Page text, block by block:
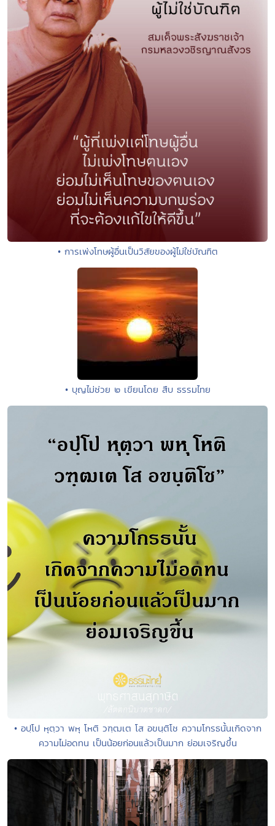
• การเพ่งโทษผู้อื่นเป็นวิสัยของผู้ไม่ใช่บัณฑิต
• บุญไม่ช่วย ๒ เขียนโดย สืบ ธรรมไทย
• อปฺโป หุตฺวา พหุ โหติ วฑฺฒเต โส อขนฺติโช ความโกรธนั้นเกิดจาก
ความไม่อดทน เป็นน้อยก่อนแล้วเป็นมาก ย่อมเจริญขึ้น